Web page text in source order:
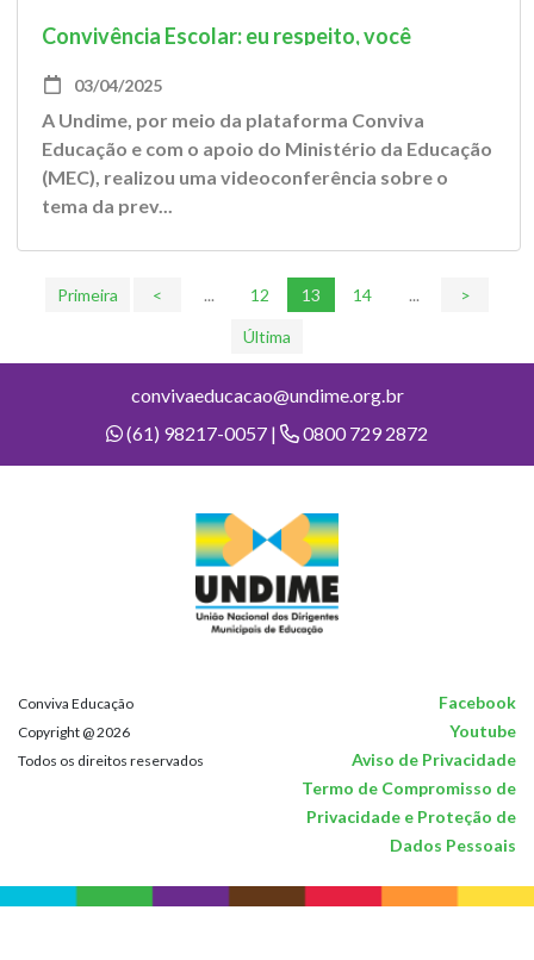
Convivência Escolar: eu respeito, você
03/04/2025
A Undime, por meio da plataforma Conviva
Educação e com o apoio do Ministério da Educação
(MEC), realizou uma videoconferência sobre o
tema da prev...
Primeira < ... 12 13 14 ... >
Última
convivaeducacao@undime.org.br
(61) 98217-0057 |
0800 729 2872
Conviva Educação Facebook
Copyright @ 2026 Youtube
Todos os direitos reservados
Aviso de Privacidade
Termo de Compromisso de
Privacidade e Proteção de
Dados Pessoais